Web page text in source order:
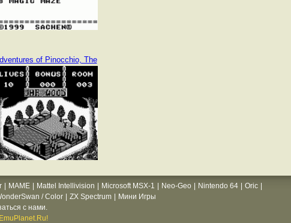
of Pinocchio, The
MAME Mattel Intellivision Microsoft MSX-1 Neo-Geo Nintendo 64 Oric
/ Color ZX Spectrum
Мини Игры
с нами.